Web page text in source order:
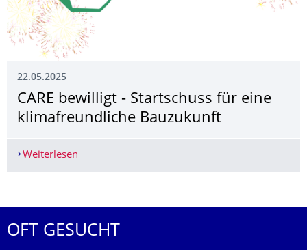
22.05.2025
CARE bewilligt - Startschuss für eine
klimafreundliche Bauzukunft
Weiterlesen
OFT GESUCHT